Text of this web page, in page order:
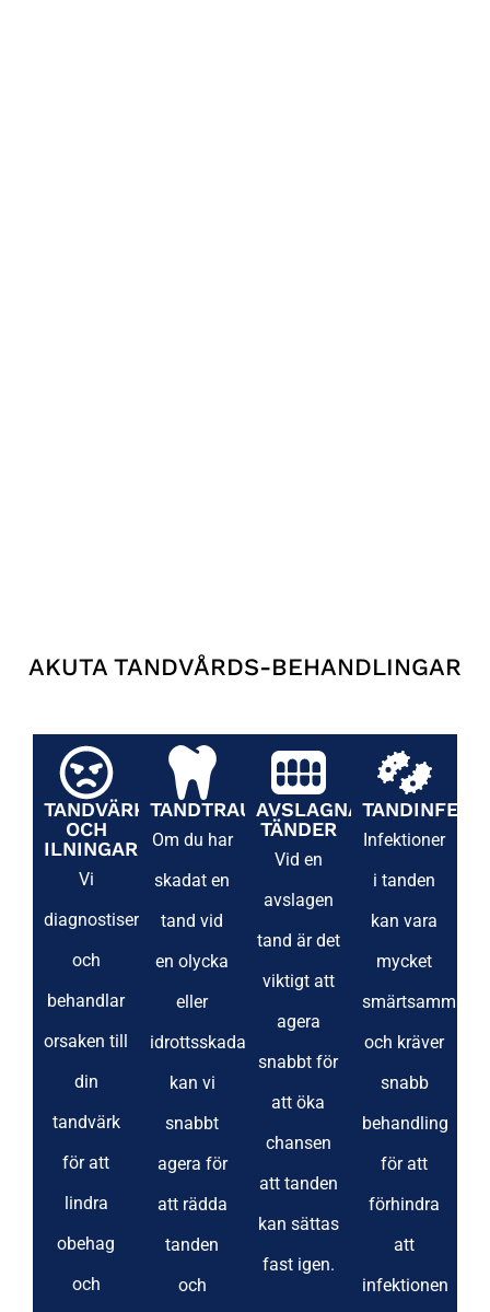
AKUTA TANDVÅRDS-BEHANDLINGAR
TANDVÄRK
OCH
ILNINGAR
Vi
diagnostiserar
och
behandlar
orsaken till
din
tandvärk
för att
lindra
obehag
och
TANDTRAUMA
Om du har
skadat en
tand vid
en olycka
eller
idrottsskada
kan vi
snabbt
agera för
att rädda
tanden
och
AVSLAGNA
TÄNDER
Vid en
avslagen
tand är det
viktigt att
agera
snabbt för
att öka
chansen
att tanden
kan sättas
fast igen.
Infektioner
i tanden
kan vara
mycket
smärtsamma
och kräver
snabb
behandling
för att
förhindra
att
infektionen